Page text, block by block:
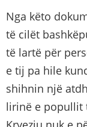
Nga këto
të cilët
të lartë për
e tij pa hile
shihnin një
lirinë e popullit